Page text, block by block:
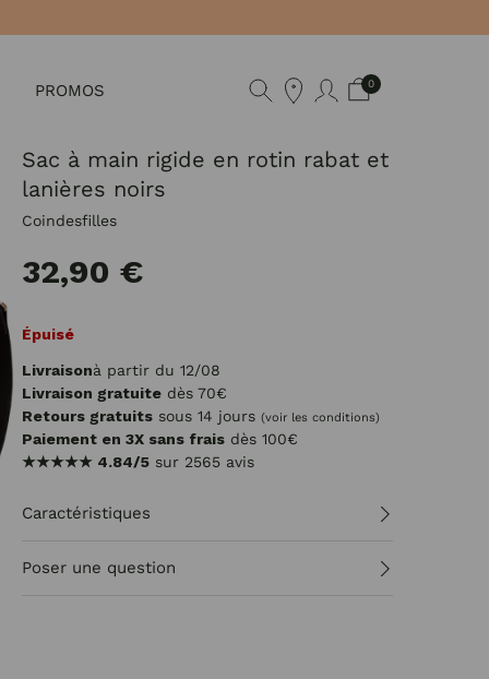
PROMOS 0
Sac à main rigide en rotin rabat et
lanières noirs
Coindesfilles
32,90 €
Épuisé
Livraisonà partir du 12/08
Livraison gratuite dès 70€
Retours gratuits sous 14 jours (voir les conditions)
Paiement en 3X sans frais dès 100€
★★★★★ 4.84/5 sur 2565 avis
Caractéristiques
Poser une question